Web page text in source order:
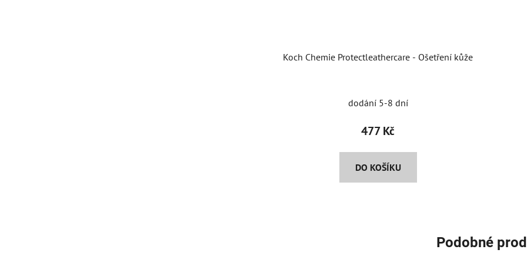
Koch Chemie Protectleathercare - Ošetření kůže
dodání 5-8 dní
477 Kč
DO KOŠÍKU
Podobné